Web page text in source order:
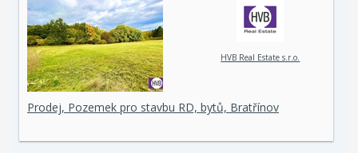
HVB Real Estate s.r.o.
Prodej, Pozemek pro stavbu RD, bytů, Bratřínov